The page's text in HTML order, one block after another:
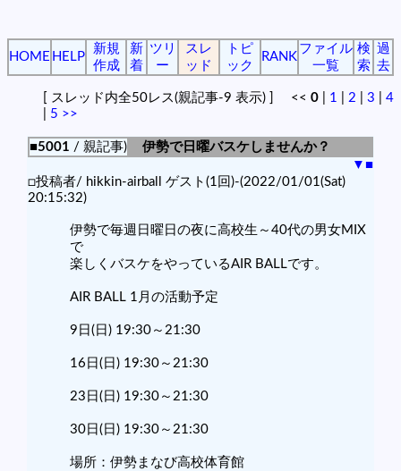
HOME HELP
新規
作成
新
着
ツリ
ー
スレ
ッド
トピ
ック
RANK
ファイル
一覧
検
索
過
去
[ スレッド内全50レス(親記事-9 表示) ] << 0 1 2 3
4
5 >>
■5001 / 親記事)
伊勢で日曜バスケしませんか？
▼ ■
□投稿者/ hikkin-airball ゲスト(1回)-(2022/01/01(Sat)
20:15:32)
伊勢で毎週日曜日の夜に高校生～40代の男女MIX
で
楽しくバスケをやっているAIR BALLです。
AIR BALL 1月の活動予定
9日(日) 19:30～21:30
16日(日) 19:30～21:30
23日(日) 19:30～21:30
30日(日) 19:30～21:30
場所：伊勢まなび高校体育館